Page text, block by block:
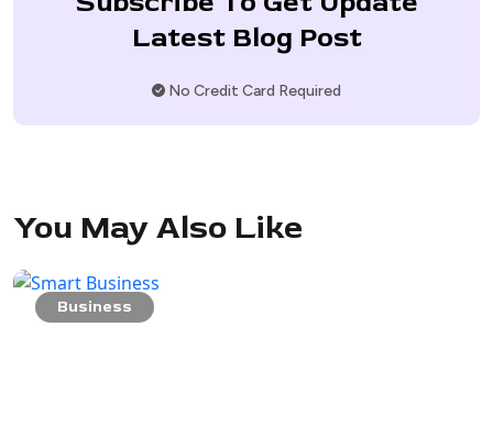
Latest Blog Post
No Credit Card Required
You May Also Like
Business